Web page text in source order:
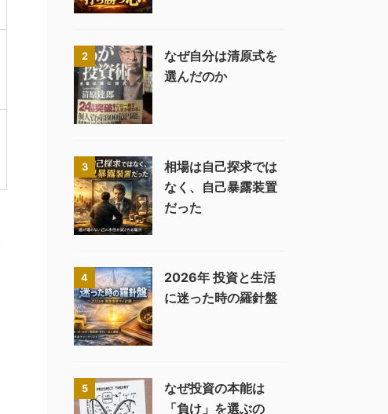
2
なぜ自分は清原式を
選んだのか
3
相場は自己探求では
なく、自己暴露装置
だった
4
2026年 投資と生活
に迷った時の羅針盤
5
なぜ投資の本能は
「負け」を選ぶの